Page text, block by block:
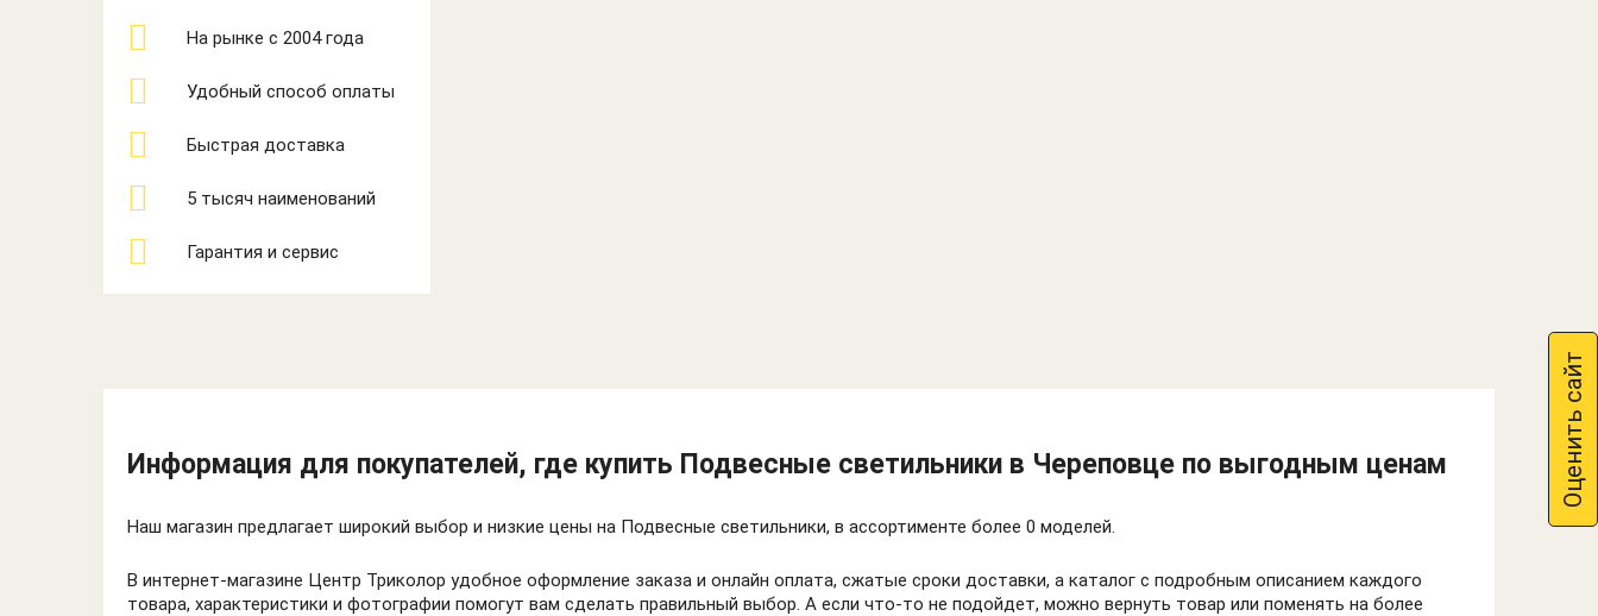
На рынке с 2004 года
Удобный способ оплаты
Быстрая доставка
5 тысяч наименований
Гарантия и сервис
Информация для покупателей, где купить Подвесные светильники в Череповце по выгодным ценам
Наш магазин предлагает широкий выбор и низкие цены на Подвесные светильники, в ассортименте более 0 моделей.
В интернет-магазине Центр Триколор удобное оформление заказа и онлайн оплата, сжатые сроки доставки, а каталог с подробным описанием каждого
товара, характеристики и фотографии помогут вам сделать правильный выбор. А если что-то не подойдет, можно вернуть товар или поменять на более
Оценить сайт